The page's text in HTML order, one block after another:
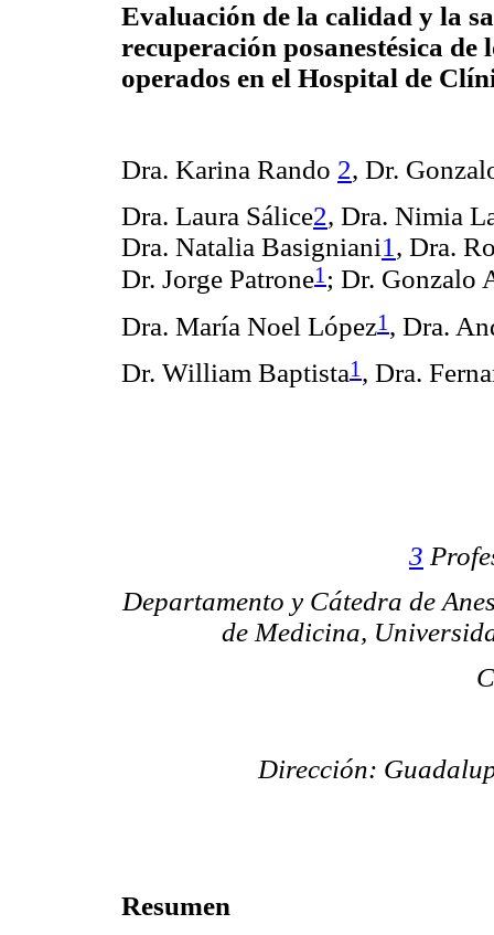
Evaluación de la calidad y la
recuperación posanestésica de
operados en el Hospital de
Dra. Karina Rando 2, Dr.
Dra. Laura Sálice2, Dra. Nimia
Dra. Natalia Basigniani1 , Dra.
Dr. Jorge Patrone1 ; Dr. Gonzalo
Dra. María Noel López1 , Dra.
Dr. William Baptista1 , Dra.
3
Departamento y Cátedra de
de Medicina,
Dirección:
Resumen